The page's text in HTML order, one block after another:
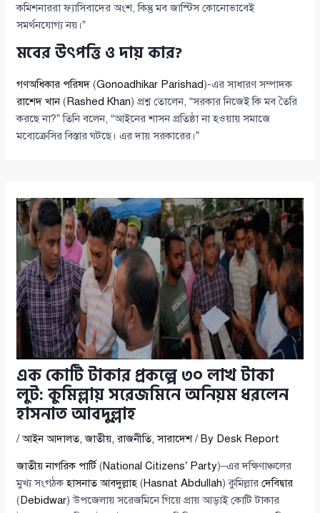
কমিশনাররা ফ্যাসিবাদের অংশ, কিন্তু মব জাস্টিস কোনোভাবেই
সমর্থনযোগ্য নয়।”
মবের উৎপত্তি ও দায় কার?
গণঅধিকার পরিষদ (Gonoadhikar Parishad)-এর সাধারণ সম্পাদক
রাশেদ খান(Rashed Khan) প্রশ্ন তোলেন, “সরকার নিজেই কি মব তৈরি
করছে না?” তিনি বলেন, “আইনের শাসন প্রতিষ্ঠা না হওয়ায় সমাজে
মবোক্রেসির বিস্তার ঘটছে। এর দায় সরকারের।”
এক কোটি টাকার প্রকল্পে ৩০ লাখ টাকা
লুট: কুমিল্লায় সরেজমিনে অনিয়ম ধরলেন
হাসনাত আবদুল্লাহ
/আইন আদালত,জাতীয়,রাজনীতি,সারাদেশ/ By Desk Report
জাতীয় নাগরিক পার্টি (National Citizens’ Party)–এর দক্ষিণাঞ্চলের
মুখ্য সংগঠকহাসনাত আবদুল্লাহ (Hasnat Abdullah) কুমিল্লারদেবিদ্বার
(Debidwar) উপজেলায় সরেজমিনে গিয়ে প্রায় আড়াই কোটি টাকার